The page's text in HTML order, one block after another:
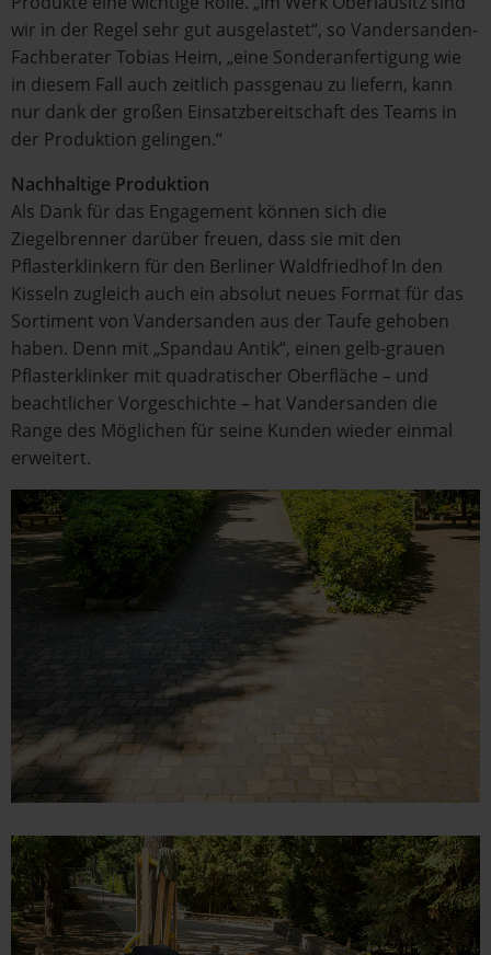
wir in der Regel sehr gut ausgelastet“, so Vandersanden-
Fachberater Tobias Heim, „eine Sonderanfertigung wie
in diesem Fall auch zeitlich passgenau zu liefern, kann
nur dank der großen Einsatzbereitschaft des Teams in
der Produktion gelingen.“
Nachhaltige Produktion
Als Dank für das Engagement können sich die
Ziegelbrenner darüber freuen, dass sie mit den
Pflasterklinkern für den Berliner Waldfriedhof In den
Kisseln zugleich auch ein absolut neues Format für das
Sortiment von Vandersanden aus der Taufe gehoben
haben. Denn mit „Spandau Antik“, einen gelb-grauen
Pflasterklinker mit quadratischer Oberfläche – und
beachtlicher Vorgeschichte – hat Vandersanden die
Range des Möglichen für seine Kunden wieder einmal
erweitert.